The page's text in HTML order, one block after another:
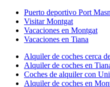
Puerto deportivo Port
Visitar Montgat
Vacaciones en Montgat
Vacaciones en Tiana
Alquiler de coches cerca
Alquiler de coches en
Coches de alquiler con
Alquiler de coches en